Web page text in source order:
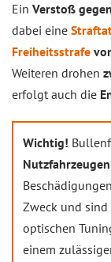
Ein Verstoß
dabei eine
Freiheitsstrafe
Weiteren drohen
erfolgt auch die
Wichtig!
Nutzfahrzeugen
Zweck und
optischen
einem